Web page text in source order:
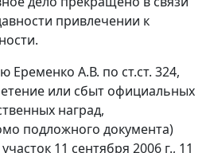
привлечении к
Еременко А.В. по ст.ст. 324,
или сбыт официальных
наград,
подложного документа)
11 сентября 2006 г., 11